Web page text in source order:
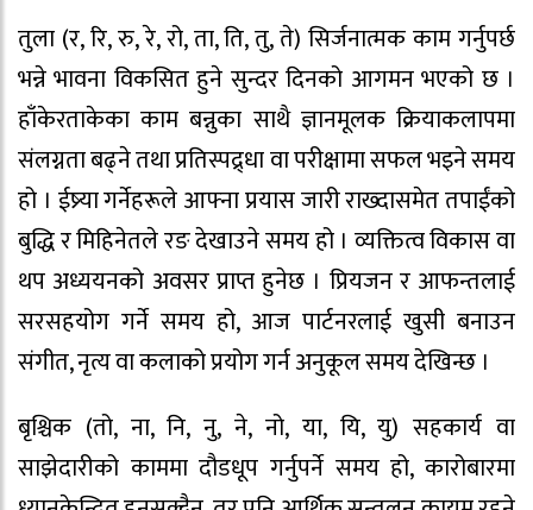
तुला (र, रि, रु, रे, रो, ता, ति, तु, ते) सिर्जनात्मक काम गर्नुपर्छ
भन्ने भावना विकसित हुने सुन्दर दिनको आगमन भएको छ ।
हाँकेरताकेका काम बन्नुका साथै ज्ञानमूलक क्रियाकलापमा
संलग्नता बढ्ने तथा प्रतिस्पद्र्धा वा परीक्षामा सफल भइने समय
हो । ईष्र्या गर्नेहरूले आफ्ना प्रयास जारी राख्दासमेत तपाईंको
बुद्धि र मिहिनेतले रङ देखाउने समय हो । व्यक्तित्व विकास वा
थप अध्ययनको अवसर प्राप्त हुनेछ । प्रियजन र आफन्तलाई
सरसहयोग गर्ने समय हो, आज पार्टनरलाई खुसी बनाउन
संगीत, नृत्य वा कलाको प्रयोग गर्न अनुकूल समय देखिन्छ ।
बृश्चिक (तो, ना, नि, नु, ने, नो, या, यि, यु) सहकार्य वा
साझेदारीको काममा दौडधूप गर्नुपर्ने समय हो, कारोबारमा